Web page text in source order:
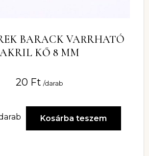
BARACK VARRHATÓ
AKRIL KŐ 8 MM
20 Ft /darab
Kosárba teszem